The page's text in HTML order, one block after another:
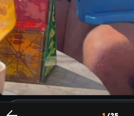
Bloom Tatarinov i Marin Šipić - 4